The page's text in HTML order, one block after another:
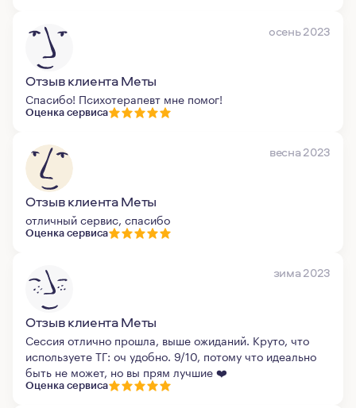
осень 2023
Отзыв клиента Меты
Спасибо! Психотерапевт мне помог!
Оценка сервиса
весна 2023
Отзыв клиента Меты
отличный сервис, спасибо
Оценка сервиса
зима 2023
Отзыв клиента Меты
Сессия отлично прошла, выше ожиданий. Круто, что
используете ТГ: оч удобно. 9/10, потому что идеально
быть не может, но вы прям лучшие ❤️
Оценка сервиса